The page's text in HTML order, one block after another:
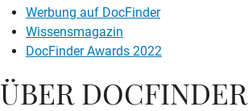
Werbung auf DocFinder
Wissensmagazin
DocFinder Awards 2022
ÜBER DOCFINDER